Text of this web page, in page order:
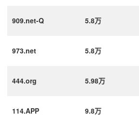
909.net-Q 5.8万
973.net 5.8万
444.org 5.98万
114.APP 9.8万